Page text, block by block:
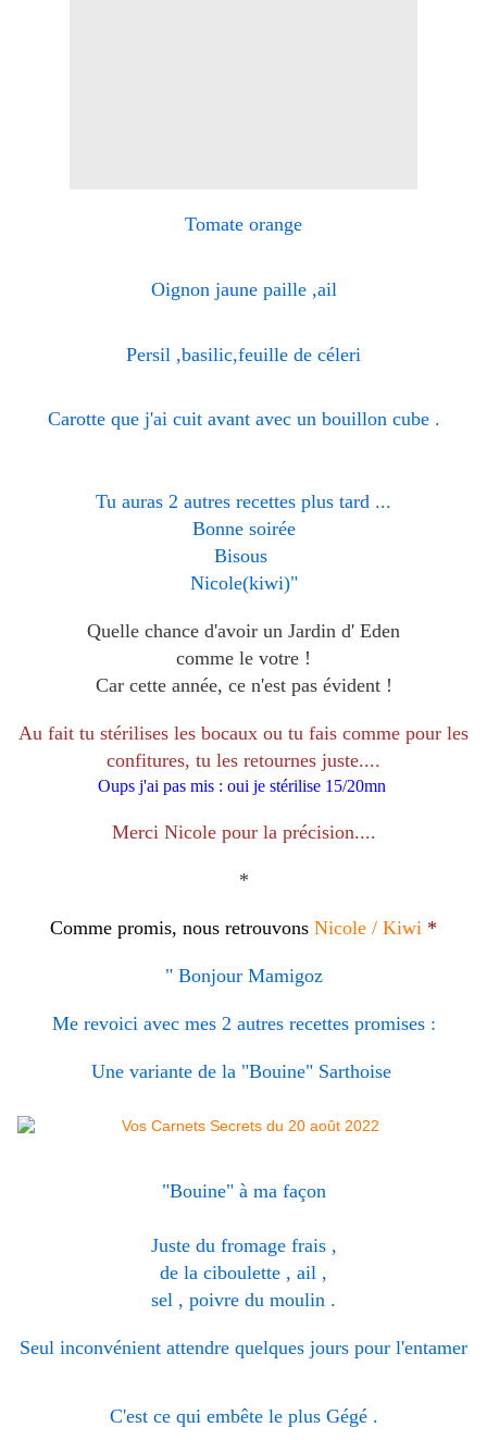
Tomate orange
Oignon jaune paille ,ail
Persil ,basilic,feuille de céleri
Carotte que j'ai cuit avant avec un bouillon cube .
Tu auras 2 autres recettes plus tard ...
Bonne soirée
Bisous
Nicole(kiwi)"
Quelle chance d'avoir un Jardin d' Eden
comme le votre !
Car cette année, ce n'est pas évident !
Au fait tu stérilises les bocaux ou tu fais comme pour les
confitures, tu les retournes juste....
Oups j'ai pas mis : oui je stérilise 15/20mn
Merci Nicole pour la précision....
*
Comme promis, nous retrouvons Nicole / Kiwi *
" Bonjour Mamigoz
Me revoici avec mes 2 autres recettes promises :
Une variante de la "Bouine" Sarthoise
"Bouine" à ma façon
Juste du fromage frais ,
de la ciboulette , ail ,
sel , poivre du moulin .
Seul inconvénient attendre quelques jours pour l'entamer
C'est ce qui embête le plus Gégé .